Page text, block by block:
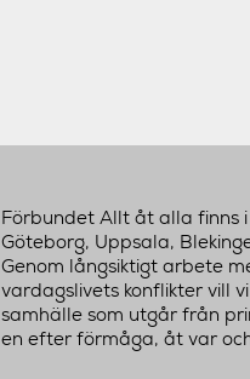
Förbundet Allt åt alla finns
Göteborg, Uppsala,
Genom långsiktigt arbete
vardagslivets konflikter vill
samhälle som utgår från
en efter förmåga, åt var